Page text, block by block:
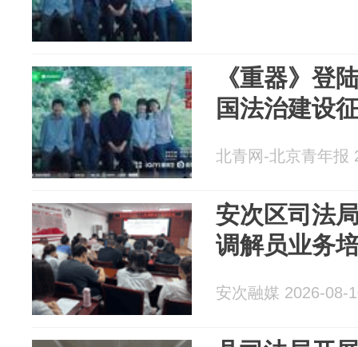
《重器》登
国法治建设
北青网-北京青年报
安次区司法
调解员业务
安次融媒 2026-08-